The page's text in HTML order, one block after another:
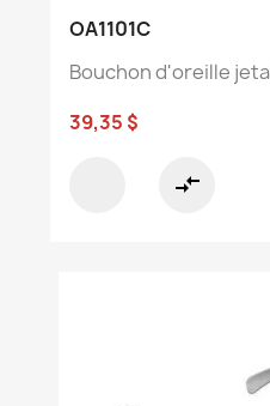
OA1101C
Bouchon d'oreille
39,35 $
compare_arrows